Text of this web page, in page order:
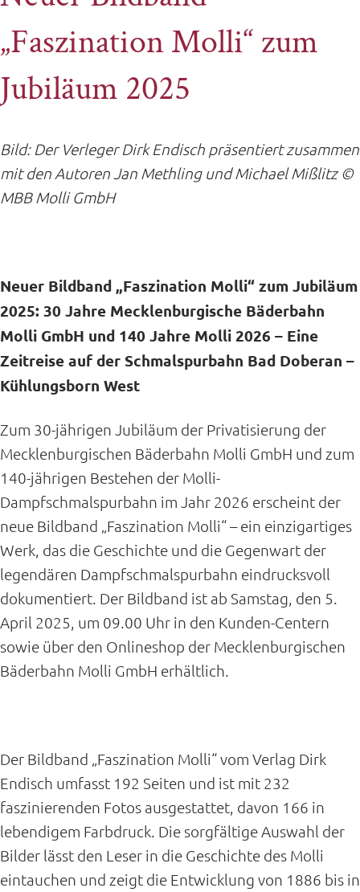
„Faszination Molli“ zum
Jubiläum 2025
Bild: Der Verleger Dirk Endisch präsentiert zusammen
mit den Autoren Jan Methling und Michael Mißlitz ©
MBB Molli GmbH
Neuer Bildband „Faszination Molli“ zum Jubiläum
2025: 30 Jahre Mecklenburgische Bäderbahn
Molli GmbH und 140 Jahre Molli 2026 – Eine
Zeitreise auf der Schmalspurbahn Bad Doberan –
Kühlungsborn West
Zum 30-jährigen Jubiläum der Privatisierung der
Mecklenburgischen Bäderbahn Molli GmbH und zum
140-jährigen Bestehen der Molli-
Dampfschmalspurbahn im Jahr 2026 erscheint der
neue Bildband „Faszination Molli“ – ein einzigartiges
Werk, das die Geschichte und die Gegenwart der
legendären Dampfschmalspurbahn eindrucksvoll
dokumentiert. Der Bildband ist ab Samstag, den 5.
April 2025, um 09.00 Uhr in den Kunden-Centern
sowie über den Onlineshop der Mecklenburgischen
Bäderbahn Molli GmbH erhältlich.
Der Bildband „Faszination Molli“ vom Verlag Dirk
Endisch umfasst 192 Seiten und ist mit 232
faszinierenden Fotos ausgestattet, davon 166 in
lebendigem Farbdruck. Die sorgfältige Auswahl der
Bilder lässt den Leser in die Geschichte des Molli
eintauchen und zeigt die Entwicklung von 1886 bis in